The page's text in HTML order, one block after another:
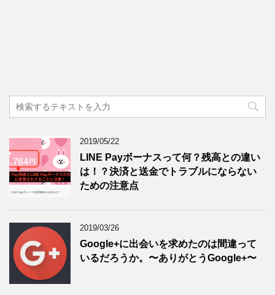
2019/05/22
LINE Payボーナスって何？残高との違い
は！？決済と送金でトラブルにならない
ための注意点
2019/03/26
Google+に出会いを求めたのは間違って
いるだろうか。〜ありがとうGoogle+〜